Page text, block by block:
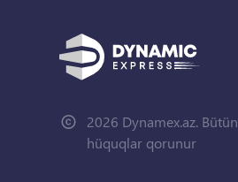
2026 Dynamex.az. Bütün
hüquqlar qorunur